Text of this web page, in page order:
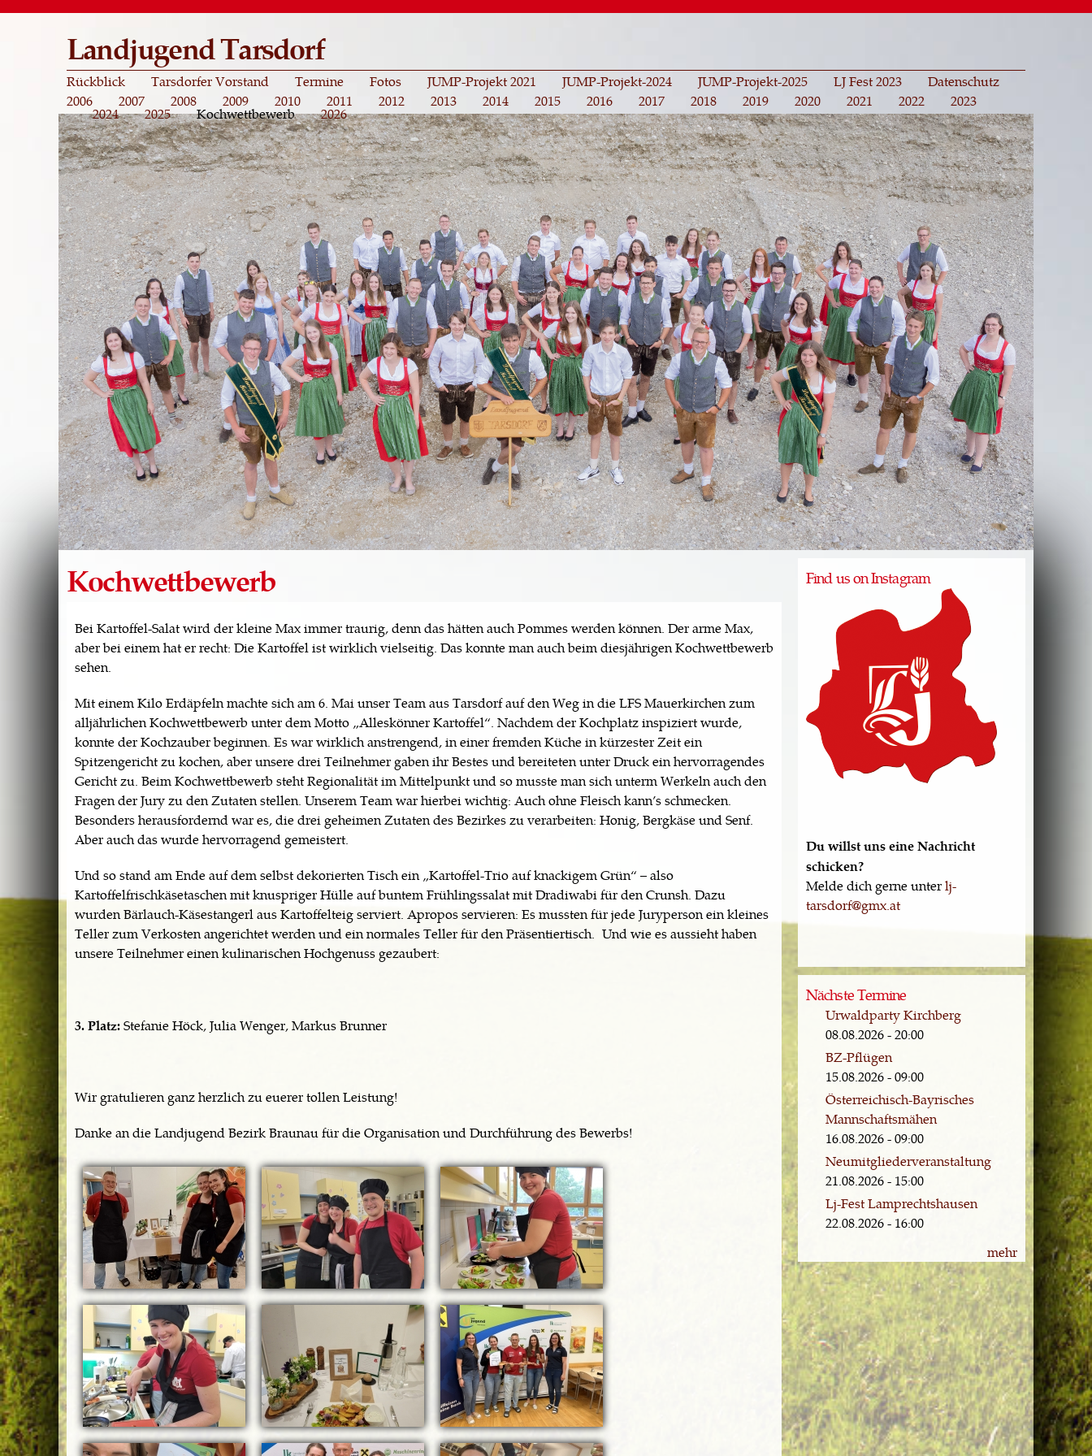
Direkt
Landjugend Tarsdorf
Rückblick Tarsdorfer Vorstand Termine
Fotos
2006
2007 2008 2009 2010 2011 2012 2013 2014 2015 2016 2017 2018 2019 2020 2021 2022 2023
2024 2025 Kochwettbewerb 2026
JUMP-Projekt 2021 JUMP-Projekt-2024 JUMP-Projekt-2025 LJ Fest 2023 Datenschutz
Kochwettbewerb
Bei Kartoffel-Salat wird der kleine Max immer traurig, denn das hätten auch Pommes werden können. Der arme Max,
aber bei einem hat er recht: Die Kartoffel ist wirklich vielseitig. Das konnte man auch beim diesjährigen Kochwettbewerb
sehen.
Mit einem Kilo Erdäpfeln machte sich am 6. Mai unser Team aus Tarsdorf auf den Weg in die LFS Mauerkirchen zum
alljährlichen Kochwettbewerb unter dem Motto „Alleskönner Kartoffel“. Nachdem der Kochplatz inspiziert wurde,
konnte der Kochzauber beginnen. Es war wirklich anstrengend, in einer fremden Küche in kürzester Zeit ein
Spitzengericht zu kochen, aber unsere drei Teilnehmer gaben ihr Bestes und bereiteten unter Druck ein hervorragendes
Gericht zu. Beim Kochwettbewerb steht Regionalität im Mittelpunkt und so musste man sich unterm Werkeln auch den
Fragen der Jury zu den Zutaten stellen. Unserem Team war hierbei wichtig: Auch ohne Fleisch kann’s schmecken.
Besonders herausfordernd war es, die drei geheimen Zutaten des Bezirkes zu verarbeiten: Honig, Bergkäse und Senf.
Aber auch das wurde hervorragend gemeistert.
Und so stand am Ende auf dem selbst dekorierten Tisch ein „Kartoffel-Trio auf knackigem Grün“ – also
Kartoffelfrischkäsetaschen mit knuspriger Hülle auf buntem Frühlingssalat mit Dradiwabi für den Crunsh. Dazu
wurden Bärlauch-Käsestangerl aus Kartoffelteig serviert. Apropos servieren: Es mussten für jede Juryperson ein kleines
Teller zum Verkosten angerichtet werden und ein normales Teller für den Präsentiertisch. Und wie es aussieht haben
unsere Teilnehmer einen kulinarischen Hochgenuss gezaubert:
3. Platz:Stefanie Höck, Julia Wenger, Markus Brunner
Wir gratulieren ganz herzlich zu euerer tollen Leistung!
Danke an die Landjugend Bezirk Braunau für die Organisation und Durchführung des Bewerbs!
Find us on Instagram
Du willst uns eine Nachricht
schicken?
Melde dich gerne unterlj-
tarsdorf@gmx.at
Nächste Termine
Urwaldparty Kirchberg
08.08.2026 - 20:00
BZ-Pflügen
15.08.2026 - 09:00
Österreichisch-Bayrisches
Mannschaftsmähen
16.08.2026 - 09:00
Neumitgliederveranstaltung
21.08.2026 - 15:00
Lj-Fest Lamprechtshausen
22.08.2026 - 16:00
mehr